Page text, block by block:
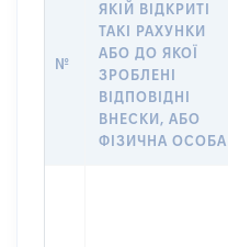
№
ЯКІЙ ВІДКРИТІ
ТАКІ РАХУНКИ
АБО ДО ЯКОЇ
ЗРОБЛЕНІ
ВІДПОВІДНІ
ВНЕСКИ, АБО
ФІЗИЧНА ОСОБА